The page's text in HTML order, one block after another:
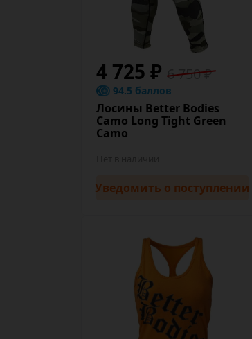
4 725 ₽ 6 750 ₽
94.5 баллов
Лосины Better Bodies
Camo Long Tight Green
Camo
Уведомить о поступлении